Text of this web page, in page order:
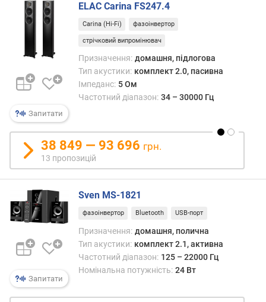
д
о
д
ш
в
и
з
а
в
і
д
г
у
к
м
и
з
а
Запитати
ELAC Carina FS247.4
Carina (Hi-Fi) фазоінвертор
стрічковий випромінювач
Призначення: домашня, підлогова
Тип акустики: комплект 2.0, пасивна
Імпеданс: 5 Ом
Частотний діапазон: 34 – 30000 Гц
38 849 — 93 696 грн.
13 пропозицій
Запитати
Sven MS-1821
фазоінвертор Bluetooth USB-порт
Призначення: домашня, полична
Тип акустики: комплект 2.1, активна
Частотний діапазон: 125 – 22000 Гц
Номінальна потужність: 24 Вт